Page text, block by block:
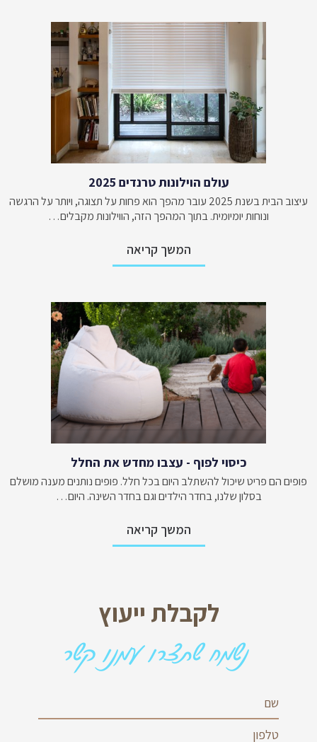
עולם הוילונות טרנדים 2025
עיצוב הבית בשנת 2025 עובר מהפך הוא פחות על תצוגה, ויותר על הרגשה
ונוחות יומיומית. בתוך המהפך הזה, הווילונות מקבלים…
המשך קריאה
כיסוי לפוף - עצבו מחדש את החלל
פופים הם פריט שיכול להשתלב היום בכל חלל. פופים נותנים מענה מושלם
בסלון שלנו, בחדר הילדים וגם בחדר השינה. היום…
המשך קריאה
לקבלת ייעוץ
נשמח שתצרו עמנו קשר